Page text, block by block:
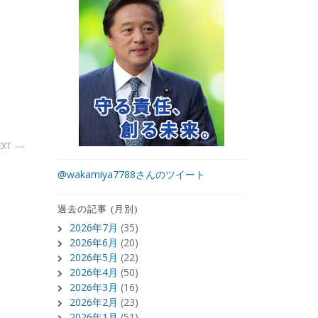
@wakamiya7788さんのツイート
過去の記事 (月別)
2026年7月 (35)
2026年6月 (20)
2026年5月 (22)
2026年4月 (50)
2026年3月 (16)
2026年2月 (23)